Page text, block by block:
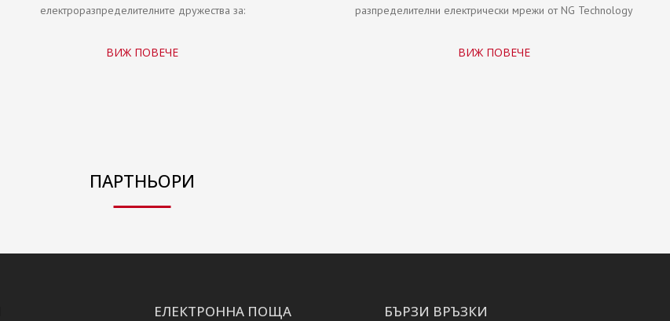
електроразпределителните дружества за:
ВИЖ ПОВЕЧЕ
разпределителни електрически мрежи от NG Technology
ВИЖ ПОВЕЧЕ
ПАРТНЬОРИ
ЕЛЕКТРОННА ПОЩА БЪРЗИ ВРЪЗКИ